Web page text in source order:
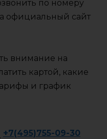
по номеру
официальный сайт
внимание на
картой, какие
и график
+7(495)755-09-30